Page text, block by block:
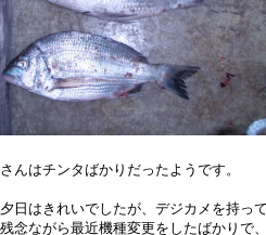
んはチンタばかりだったようです。
日はきれいでしたが、デジカメを持っ
念ながら最近機種変更をしたばかりで